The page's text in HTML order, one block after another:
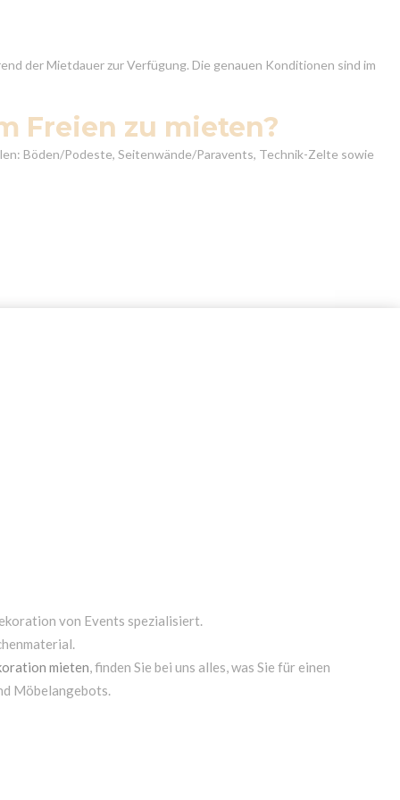
der Mietdauer zur Verfügung. Die genauen Konditionen sind im
Freien zu mieten?
Böden/Podeste, Seitenwände/Paravents, Technik-Zelte sowie
von Events spezialisiert.
mieten, finden Sie bei uns alles, was Sie für einen
Möbelangebots.